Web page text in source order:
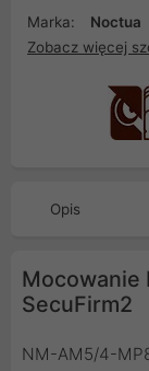
Marka:
Noctua
Zobacz więcej
Opis
Mocowanie
SecuFirm2
NM-AM5/4-